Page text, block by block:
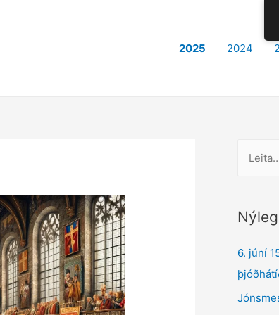
2025 2024
t
a
ð
:
6. júní